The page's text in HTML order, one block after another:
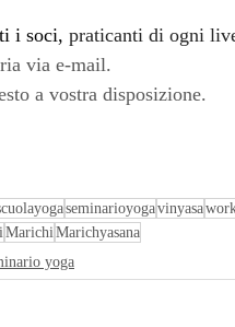
i soci, praticanti di ogni
via e-mail.
a vostra disposizione.
seminarioyogavinyasa
Marichi Marichyasana
yoga